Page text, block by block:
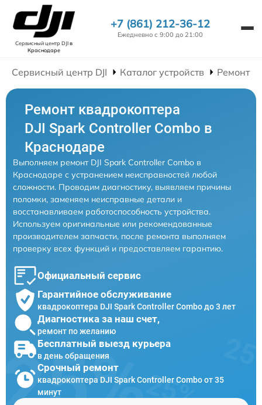
Сервисный центр DJIв
Краснодаре
+7 (861) 212-36-12
Ежедневно с 9:00 до 21:00
Сервисный центр DJI Каталог устройств Ремонт
Ремонт квадрокоптера
DJI Spark Controller Combo в
Краснодаре
Выполняем ремонт DJI Spark Controller Combo в
Краснодаре с устранением неисправностей любой
сложности. Проводим диагностику, выявляем причины
поломки, заменяем неисправные детали и
восстанавливаем работоспособность устройства.
Используем оригинальные или рекомендованные
производителем запчасти, после ремонта выполняем
проверку всех функций и предоставляем гарантию.
Официальный сервис
Гарантийное обслуживание
квадрокоптера DJI Spark Controller Combo до 3 лет
Диагностика за наш счет,
ремонт по желанию
Бесплатный выезд курьера
в день обращения
Срочный ремонт
квадрокоптера DJI Spark Controller Combo от 35
минут